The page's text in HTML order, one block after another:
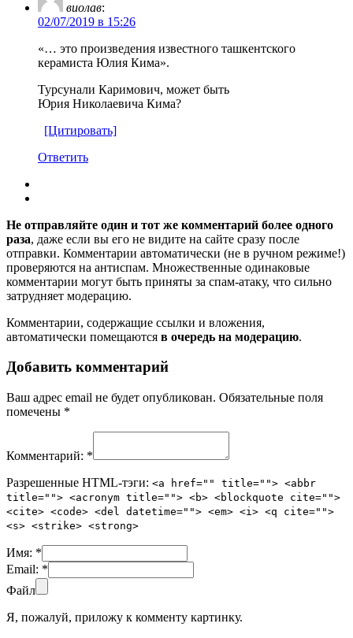
виолав:
02/07/2019 в 15:26
«… это произведения известного ташкентского
керамиста Юлия Кима».
Турсунали Каримович, может быть
Юрия Николаевича Кима?
[Цитировать]
Ответить
Не отправляйте один и тот же комментарий более одного
раза, даже если вы его не видите на сайте сразу после
отправки. Комментарии автоматически (не в ручном режиме!)
проверяются на антиспам. Множественные одинаковые
комментарии могут быть приняты за спам-атаку, что сильно
затрудняет модерацию.
Комментарии, содержащие ссылки и вложения,
автоматически помещаются в очередь на модерацию.
Добавить комментарий
Ваш адрес email не будет опубликован. Обязательные поля
помечены *
Комментарий: *
Разрешенные HTML-тэги: <a href="" title=""> <abbr
title=""> <acronym title=""> <b> <blockquote cite="">
<cite> <code> <del datetime=""> <em> <i> <q cite="">
<s> <strike> <strong>
Имя: *
Email: *
Файл
Я, пожалуй, приложу к комменту картинку.